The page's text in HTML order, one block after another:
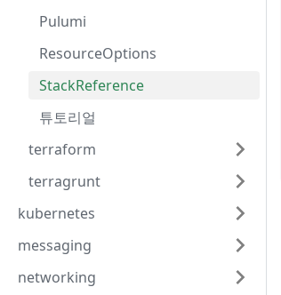
Pulumi
ResourceOptions
StackReference
튜토리얼
terraform
terragrunt
kubernetes
messaging
networking